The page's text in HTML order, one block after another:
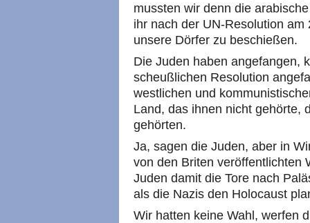
mussten wir denn die
ihr nach der UN-Resolution
unsere Dörfer zu beschießen.
Die Juden haben angefangen,
scheußlichen Resolution
westlichen und
Land, das ihnen nicht gehörte,
gehörten.
Ja, sagen die Juden, aber in
von den Briten veröffentlichten
Juden damit die Tore nach
als die Nazis den Holocaust
Wir hatten keine Wahl, werfen